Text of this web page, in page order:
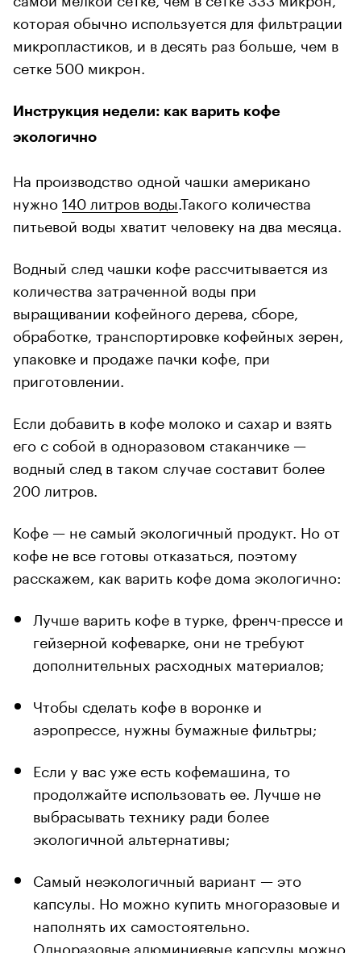
которая обычно используется для фильтрации
микропластиков, и в десять раз больше, чем в
сетке 500 микрон.
Инструкция недели: как варить кофе
экологично
На производство одной чашки американо
нужно140 литров воды.Такого количества
питьевой воды хватит человеку на два месяца.
Водный след чашки кофе рассчитывается из
количества затраченной воды при
выращивании кофейного дерева, сборе,
обработке, транспортировке кофейных зерен,
упаковке и продаже пачки кофе, при
приготовлении.
Если добавить в кофе молоко и сахар и взять
его с собой в одноразовом стаканчике —
водный след в таком случае составит более
200 литров.
Кофе — не самый экологичный продукт. Но от
кофе не все готовы отказаться, поэтому
расскажем, как варить кофе дома экологично:
Лучше варить кофе в турке, френч-прессе и
гейзерной кофеварке, они не требуют
дополнительных расходных материалов;
Чтобы сделать кофе в воронке и
аэропрессе, нужны бумажные фильтры;
Если у вас уже есть кофемашина, то
продолжайте использовать ее. Лучше не
выбрасывать технику ради более
экологичной альтернативы;
Самый неэкологичный вариант — это
капсулы. Но можно купить многоразовые и
наполнять их самостоятельно.
Одноразовые алюминиевые капсулы можно